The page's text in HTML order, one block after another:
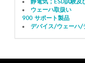
ウェーハ取扱い
900 サポート製品
デバイス/ウェーハ/